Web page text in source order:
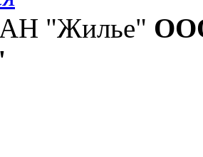
"Жилье"